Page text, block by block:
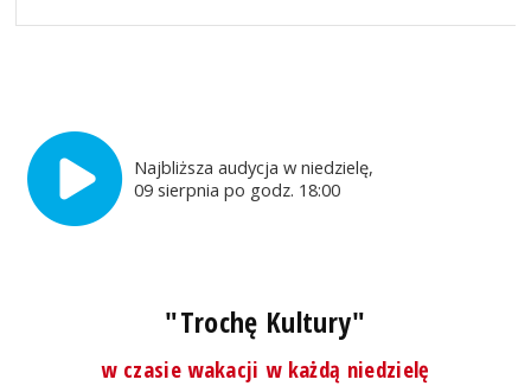
Najbliższa audycja w niedzielę,
09 sierpnia po godz. 18:00
"Trochę Kultury"
w czasie wakacji w każdą niedzielę